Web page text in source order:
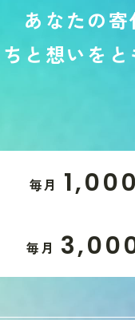
あ なたの寄
ち と 想いを と
毎月 1,000
毎月